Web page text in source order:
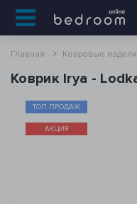
Главная Ковровые
Коврик Irya -
ТОП ПРОДАЖ
АКЦИЯ